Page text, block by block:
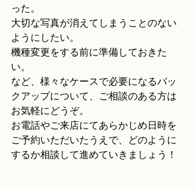
った。
大切な写真が消えてしまうことのない
ようにしたい。
機種変更をする前に準備しておきた
い。
など、様々なケースで必要になるバッ
クアップについて、ご相談のある方は
お気軽にどうぞ。
お電話やご来店にてあらかじめ日時を
ご予約いただいたうえで、どのように
するか相談して進めていきましょう！